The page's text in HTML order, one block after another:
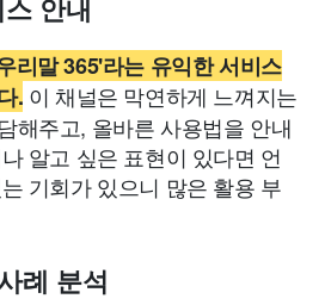
안내
리말 365'라는 유익한 서비스
. 이 채널은 막연하게 느껴지는
해주고, 올바른 사용법을 안내
알고 싶은 표현이 있다면 언
기회가 있으니 많은 활용 부
례 분석